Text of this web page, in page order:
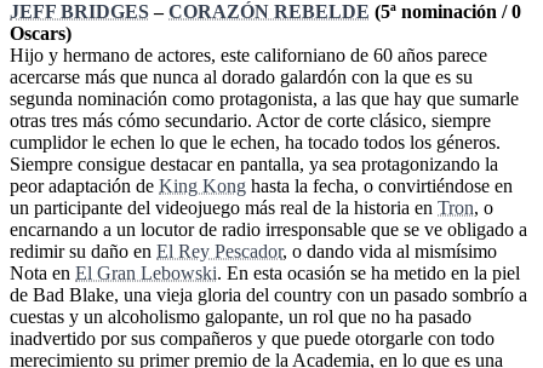
JEFF BRIDGES–CORAZÓN REBELDE (5ª nominación / 0
Oscars)
Hijo y hermano de actores, este californiano de 60 años parece
acercarse más que nunca al dorado galardón con la que es su
segunda nominación como protagonista, a las que hay que sumarle
otras tres más cómo secundario. Actor de corte clásico, siempre
cumplidor le echen lo que le echen, ha tocado todos los géneros.
Siempre consigue destacar en pantalla, ya sea protagonizando la
peor adaptación de King Kong hasta la fecha, o convirtiéndose en
un participante del videojuego más real de la historia en Tron, o
encarnando a un locutor de radio irresponsable que se ve obligado a
redimir su daño en El Rey Pescador, o dando vida al mismísimo
Nota en El Gran Lebowski. En esta ocasión se ha metido en la piel
de Bad Blake, una vieja gloria del country con un pasado sombrío a
cuestas y un alcoholismo galopante, un rol que no ha pasado
inadvertido por sus compañeros y que puede otorgarle con todo
merecimiento su primer premio de la Academia, en lo que es una